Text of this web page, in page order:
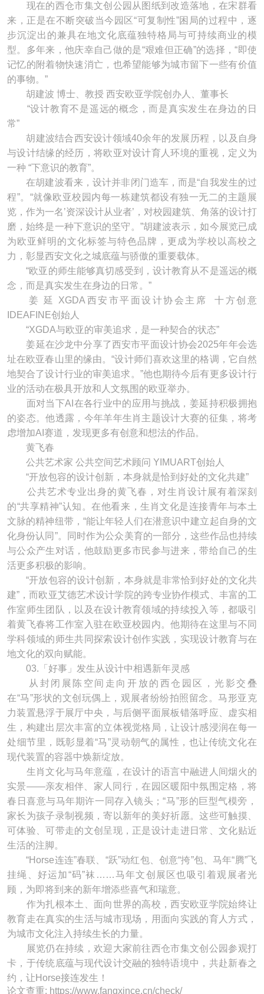
现在的西仓市集文创公园从图纸到改造落地，在宋群看
来，正是在不断突破当今园区“可复制性”困局的过程中，逐
步沉淀出的兼具在地文化底蕴独特格局与可持续商业的模
型。多年来，他庆幸自己做的是“艰难但正确”的选择，“即使
记忆的附着物快速消亡，也希望能够为城市留下一些有价值
的事物。”
胡建波 博士、教授 西安欧亚学院创办人、董事长
“设计教育不是遥远的概念，而是真实发生在身边的日
常”
胡建波结合西安设计领域40余年的发展历程，以及自身
与设计结缘的经历，将欧亚对设计育人环境的重视，定义为
一种 “下意识的教育”。
在胡建波看来，设计并非闭门造车，而是“自我发生的过
程”。“就像欧亚校园内每一栋建筑都设有独一无二的主题展
览，作为一名’资深设计从业者’，对校园建筑、角落的设计打
磨，始终是一种下意识的坚守。”胡建波表示，如今展览已成
为欧亚鲜明的文化标签与特色品牌，更成为学校以高校之
力，彰显西安文化之城底蕴与骄傲的重要载体。
“欧亚的师生能够真切感受到，设计教育从不是遥远的概
念，而是真实发生在身边的日常。”
姜 延 XGDA西安市平面设计协会主席 十方创意
IDEAFINE创始人
“XGDA与欧亚的审美追求，是一种契合的状态”
姜延在沙龙中分享了西安市平面设计协会2025年年会选
址在欧亚春山里的缘由。“设计师们喜欢这里的格调，它自然
地契合了设计行业的审美追求。”他也期待今后有更多设计行
业的活动在极具开放和人文氛围的欧亚举办。
面对当下AI在各行业中的应用与挑战，姜延持积极拥抱
的姿态。他透露，今年羊年生肖主题设计大赛的征集，将考
虑增加AI赛道，发现更多有创意和想法的作品。
黄飞春
公共艺术家 公共空间艺术顾问 YIMUART创始人
“开放包容的设计创新，本身就是恰到好处的文化共建”
公共艺术专业出身的黄飞春，对生肖设计展有着深刻
的“共享精神”认知。在他看来，生肖文化是连接青年与本土
文脉的精神纽带，“能让年轻人们在潜意识中建立起自身的文
化身份认同”。同时作为公众美育的一部分，这些作品也持续
与公众产生对话，他鼓励更多市民参与进来，带给自己的生
活更多积极的影响。
“开放包容的设计创新，本身就是非常恰到好处的文化共
建”，而欧亚艾德艺术设计学院的跨专业协作模式、丰富的工
作室师生团队，以及在设计教育领域的持续投入等，都吸引
着黄飞春将工作室入驻在欧亚校园内。他期待在这里与不同
学科领域的师生共同探索设计创作实践，实现设计教育与在
地文化的双向赋能。
03.「好事」发生从设计中相遇新年灵感
从封闭展陈空间走向开放的西仓园区，光影交叠
在“马”形状的文创玩偶上，观展者纷纷拍照留念。马形亚克
力装置悬浮于展厅中央，与后侧平面展板错落呼应、虚实相
生，构建出层次丰富的立体视觉格局，让设计感浸润在每一
处细节里，既彰显着“马”灵动朝气的属性，也让传统文化在
现代装置的容器中焕新绽放。
生肖文化与马年意蕴，在设计的语言中融进人间烟火的
实景——亲友相伴、家人同行，在园区暖阳中氛围定格，将
春日喜意与马年期许一同存入镜头；“马”形的巨型气模旁，
家长为孩子录制视频，寄以新年的美好祈愿。这些可触摸、
可体验、可带走的文创呈现，正是设计走进日常、文化贴近
生活的注脚。
“Horse连连”春联、“跃”动红包、创意“挎”包、马年“腾”飞
挂绳、好运加“码”袜……马年文创展区也吸引着观展者光
顾，为即将到来的新年增添些喜气和瑞意。
作为扎根本土、面向世界的高校，西安欧亚学院始终让
教育走在真实的生活与城市现场，用面向实践的育人方式，
为城市文化注入持续生长的力量。
展览仍在持续，欢迎大家前往西仓市集文创公园参观打
卡，于传统底蕴与现代设计交融的独特语境中，共赴新春之
约，让Horse接连发生！
论文查重: https://www.fangxince.cn/check/